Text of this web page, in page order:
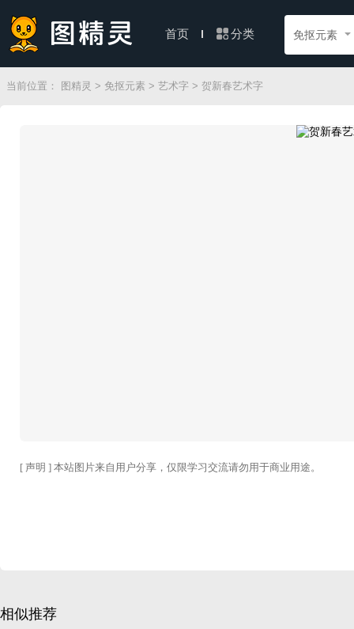
首页 分类 免抠元素
当前位置： 图精灵 > 免抠元素 > 艺术字 > 贺新春艺术字
[ 声明 ] 本站图片来自用户分享，仅限学习交流请勿用于商业用途。
相似推荐